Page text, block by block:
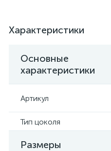
Характеристики
Основные
характеристики
Артикул
Тип цоколя
Размеры